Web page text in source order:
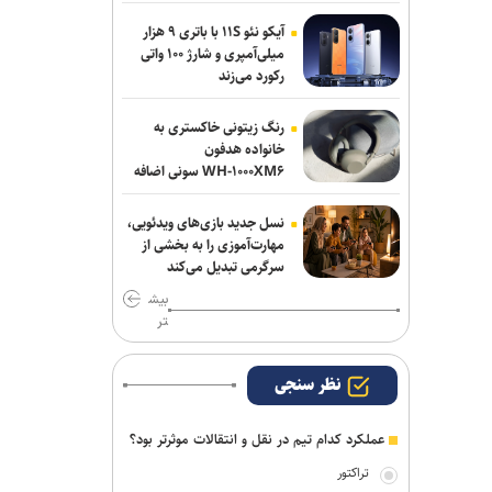
قهرمان ۲ رشته آزاد و فرنگی شده بود
روزنامه‌های ورزشی چهارشنبه ۱۴ مرداد
۱۴۰۵
عالیشاه در یک قدمی گل‌گهر
رسمی؛ عالیشاه به گل‌گهر پیوست
اعلام اسامی نامزدهای تایید صلاحیت شده
ریاست فدراسیون بدنسازی و پرورش اندام/
حضور عضو هیات مدیره پرسپولیس
آیکو نئو ۱۱S با باتری ۹ هزار
میلی‌آمپری و شارژ ۱۰۰ واتی
رکورد می‌زند
رنگ زیتونی خاکستری به
خانواده هدفون
WH-۱۰۰۰XM۶ سونی اضافه
شد
نسل جدید بازی‌های ویدئویی،
مهارت‌آموزی را به بخشی از
سرگرمی تبدیل می‌کند
بیش
تر
نظر سنجی
عملکرد کدام تیم در نقل و انتقالات موثرتر بود؟
تراکتور